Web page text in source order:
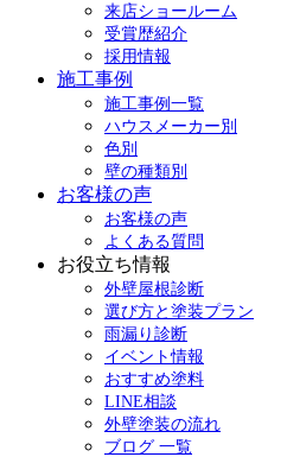
来店ショールーム
受賞歴紹介
採用情報
施工事例
施工事例一覧
ハウスメーカー別
色別
壁の種類別
お客様の声
お客様の声
よくある質問
お役立ち情報
外壁屋根診断
選び方と塗装プラン
雨漏り診断
イベント情報
おすすめ塗料
LINE相談
外壁塗装の流れ
ブログ 一覧